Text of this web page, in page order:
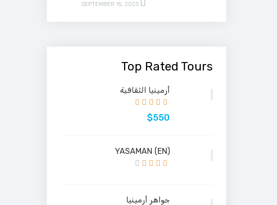
SEPTEMBER 15, 2023
Top Rated Tours
أرمينيا الثقافية
$550
(EN) YASAMAN
جواهر أرمينيا